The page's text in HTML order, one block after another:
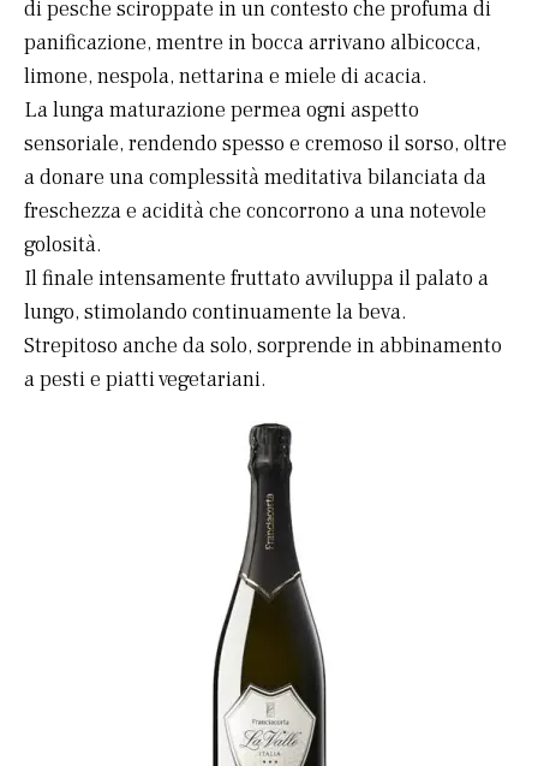
di pesche sciroppate in un contesto che profuma di
panificazione, mentre in bocca arrivano albicocca,
limone, nespola, nettarina e miele di acacia.
La lunga maturazione permea ogni aspetto
sensoriale, rendendo spesso e cremoso il sorso, oltre
a donare una complessità meditativa bilanciata da
freschezza e acidità che concorrono a una notevole
golosità.
Il finale intensamente fruttato avviluppa il palato a
lungo, stimolando continuamente la beva.
Strepitoso anche da solo, sorprende in abbinamento
a pesti e piatti vegetariani.